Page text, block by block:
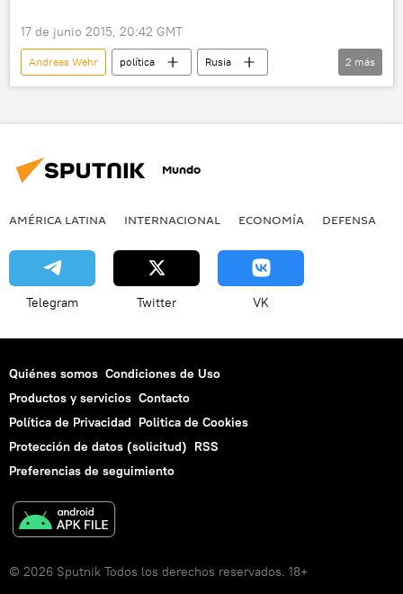
17 de junio 2015, 20:42 GMT
Andreas Wehr política
Rusia
Unión Europea (UE)
noticias
2 más
Mundo
AMÉRICA LATINA INTERNACIONAL ECONOMÍA DEFENSA
Telegram Twitter VK
Quiénes somos Condiciones de Uso
Productos y servicios Contacto
Política de Privacidad Politica de Cookies
Protección de datos (solicitud) RSS
Preferencias de seguimiento
© 2026 Sputnik Todos los derechos reservados. 18+